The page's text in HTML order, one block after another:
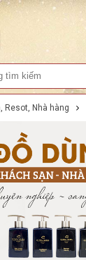
Resot, Nhà hàng